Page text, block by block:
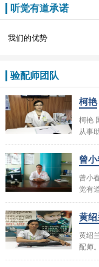
听觉有道承诺
我们的优势
验配师团队
柯艳
柯艳
从事
曾
曾小
觉有
黄
黄绍
配师